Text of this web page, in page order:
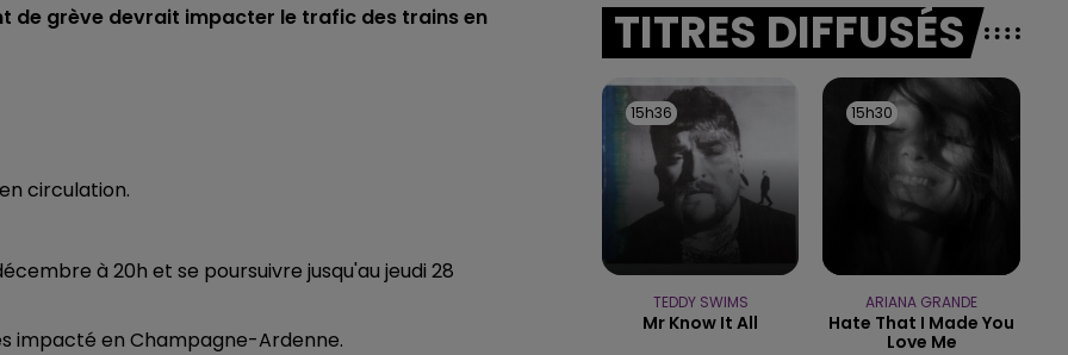
de grève devrait impacter le trafic des trains en
circulation.
à 20h et se poursuivre jusqu'au jeudi 28
impacté en Champagne-Ardenne.
TITRES DIFFUSÉS
15h36
15h36
TEDDY SWIMS
Mr Know It All
15h30
15h30
ARIANA GRANDE
Hate That I Made You
Love Me